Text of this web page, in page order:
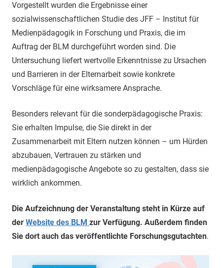
Vorgestellt wurden die Ergebnisse einer
sozialwissenschaftlichen Studie des JFF – Institut für
Medienpädagogik in Forschung und Praxis, die im
Auftrag der BLM durchgeführt worden sind. Die
Untersuchung liefert wertvolle Erkenntnisse zu Ursachen
und Barrieren in der Elternarbeit sowie konkrete
Vorschläge für eine wirksamere Ansprache.
Besonders relevant für die sonderpädagogische Praxis:
Sie erhalten Impulse, die Sie direkt in der
Zusammenarbeit mit Eltern nutzen können – um Hürden
abzubauen, Vertrauen zu stärken und
medienpädagogische Angebote so zu gestalten, dass sie
wirklich ankommen.
Die Aufzeichnung der Veranstaltung steht in Kürze auf
der Website des BLM zur Verfügung. Außerdem finden
Sie dort auch das veröffentlichte Forschungsgutachten.